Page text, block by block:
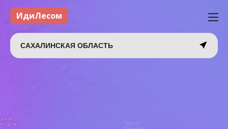
ИдиЛесом
САХАЛИНСКАЯ ОБЛАСТЬ